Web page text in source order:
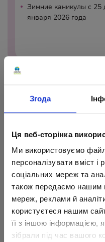
Згода
Ця веб-сторінка
Ми використовуємо
персоналізувати вміст і
соціальних мереж та
також передаємо нашим
мереж, реклами й
користуєтеся нашим
її з іншою інформацією,
зібрали під час вашого
• Зимние каникулы с 25
января 2026 года
II
• С 12 января по 29 мая
• Весенние каникулы с